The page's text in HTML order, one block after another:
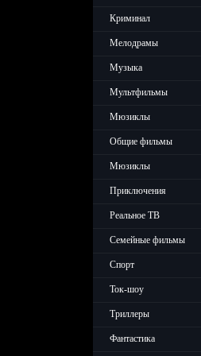
Криминал
Мелодрамы
Музыка
Мультфильмы
Мюзиклы
Общие фильмы
Мюзиклы
Приключения
Реальное ТВ
Семейные фильмы
Спорт
Ток-шоу
Триллеры
Фантастика